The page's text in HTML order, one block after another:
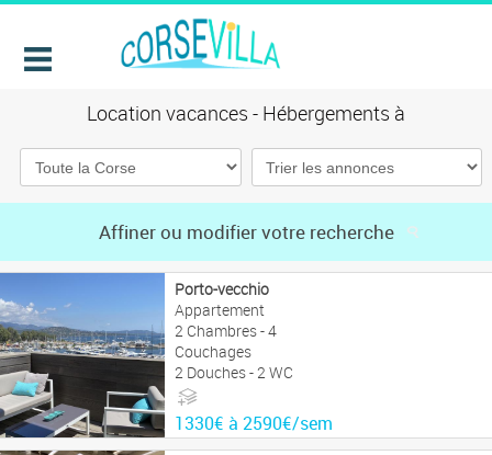
Location vacances - Hébergements à
Affiner ou modifier votre recherche
Porto-vecchio
Appartement
2 Chambres - 4
Couchages
2 Douches - 2 WC
1330€ à 2590€/sem